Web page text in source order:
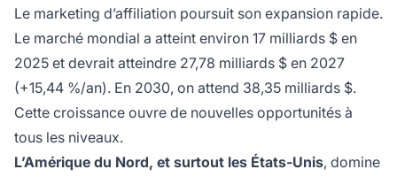
Le marketing d’affiliation poursuit son expansion rapide.
Le marché mondial a atteint environ 17 milliards $ en
2025 et devrait atteindre 27,78 milliards $ en 2027
(+15,44 %/an). En 2030, on attend 38,35 milliards $.
Cette croissance ouvre de nouvelles opportunités à
tous les niveaux.
L’Amérique du Nord, et surtout les États-Unis, domine